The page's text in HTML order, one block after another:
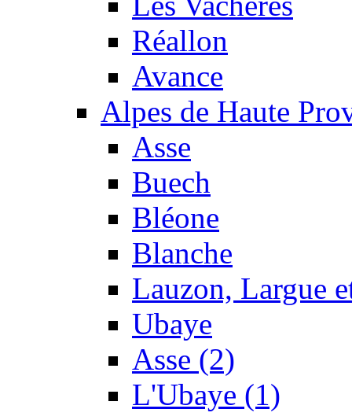
Réallon
Avance
Alpes de Haute
Asse
Buech
Bléone
Blanche
Lauzon, Largue
Ubaye
Asse (2)
L'Ubaye (1)